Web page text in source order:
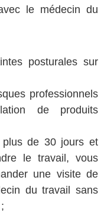
le médecin du
posturales sur
professionnels
de produits
de 30 jours et
le travail, vous
une visite de
du travail sans